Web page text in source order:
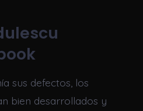
sus defectos, los
bien desarrollados y